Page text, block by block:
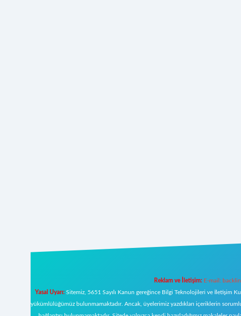
Reklam ve İletişim: E-mail:
Yasal Uyarı:Sitemiz, 5651 Sayılı Kanun gereğince Bilgi Teknolojileri ve İletişim
yükümlülüğümüz bulunmamaktadır. Ancak, üyelerimiz yazdıkları içeriklerin